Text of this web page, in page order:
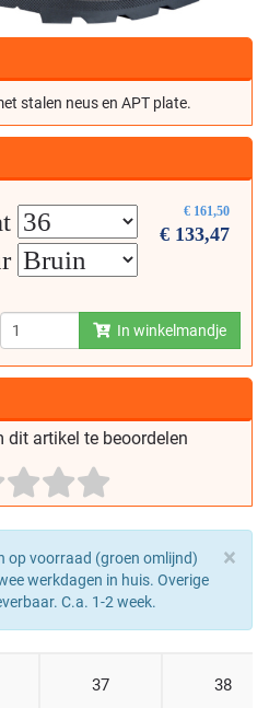
stalen neus en APT plate.
€ 161,50
€ 133,47
In winkelmandje
dit artikel te beoordelen
×
op voorraad (groen omlijnd)
werkdagen in huis. Overige
C.a. 1-2 week.
37 38